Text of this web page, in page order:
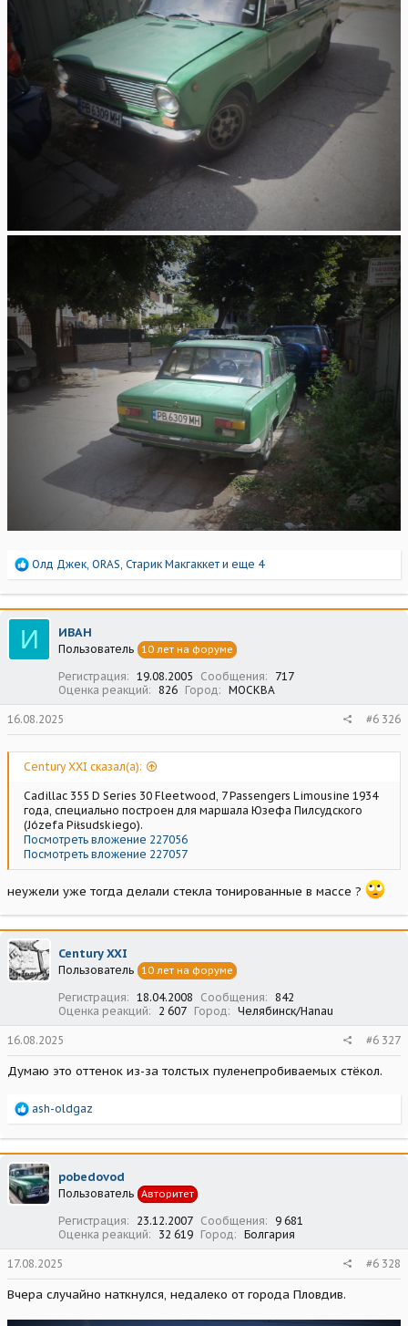
Р
а
к
ц
и
и
Олд Джек, ORAS, Старик Макгаккет и еще 4
И ИВАН
Пользователь 10 лет на форуме
Регистрация 19.08.2005 Сообщения
717
Оценка реакций
826 Город МОСКВА
16.08.2025 #6 326
Century XXI сказал(а):
Cadillac 355 D Series 30 Fleetwood, 7 Passengers Limousine 1934
года, специально построен для маршала Юзефа Пилсудского
(Józefa Piłsudskiego).
Посмотреть вложение 227056
Посмотреть вложение 227057
неужели уже тогда делали стекла тонированные в массе ?
Century XXI
Пользователь 10 лет на форуме
Регистрация 18.04.2008 Сообщения
842
Оценка реакций
2 607 Город Челябинск/Hanau
16.08.2025 #6 327
Думаю это оттенок из-за толстых пуленепробиваемых стёкол.
Р
а
к
ц
и
и
ash-oldgaz
pobedovod
Пользователь Авторитет
Регистрация 23.12.2007 Сообщения
9 681
Оценка реакций
32 619 Город Болгария
17.08.2025 #6 328
Вчера случайно наткнулся, недалеко от города Пловдив.